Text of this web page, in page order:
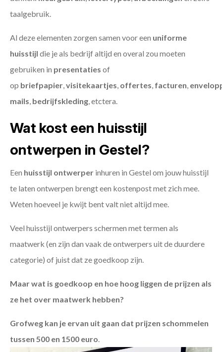
taalgebruik.
Al deze elementen zorgen samen voor een uniforme
huisstijl die je als bedrijf altijd en overal zou moeten
gebruiken in presentaties of
op briefpapier,visitekaartjes, offertes, facturen,
mails, bedrijfskleding, etctera.
Wat kost een huisstijl
ontwerpen in Gestel?
Een huisstijl ontwerper inhuren in Gestel om jouw huisstijl
te laten ontwerpen brengt een kostenpost met zich mee.
Weten hoeveel je kwijt bent valt niet altijd mee.
Veel huisstijl ontwerpers schermen met termen als
maatwerk (en zijn dan vaak de ontwerpers uit de duurdere
categorie) of juist dat ze goedkoop zijn.
Maar wat is goedkoop en hoe hoog liggen de prijzen als
ze het over maatwerk hebben?
Grofweg kan je ervan uit gaan dat prijzen schommelen
tussen 500 en 1500 euro.